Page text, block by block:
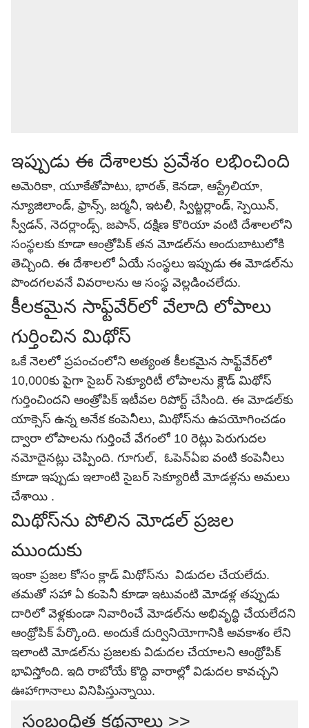
ఇప్పుడు ఈ దేశాలకు ప్రవేశం లభించింది
అమెరికా, యూకేతోపాటు, భారత్‌, కెనడా, ఆస్ట్రేలియా,
న్యూజిలాండ్, ఫ్రాన్స్, జర్మనీ, ఇటలీ, స్విట్జర్లాండ్, స్పెయిన్,
స్వీడన్, నెదర్లాండ్స్, జపాన్, దక్షిణ కొరియా వంటి దేశాలలోని
సంస్థలకు కూడా ఆంత్రోపిక్ తన మోడల్‌ను అందుబాటులోకి
తెచ్చింది. ఈ దేశాలలో ఏయే సంస్థలు ఇప్పుడు ఈ మోడల్‌ను
పొందగలవనే వివరాలను ఆ సంస్థ వెల్లడించలేదు.
కీలకమైన సాఫ్ట్‌వేర్‌లో వేలాది లోపాలు
గుర్తించిన మిథోస్
ఒకే నెలలో ప్రపంచంలోని అత్యంత కీలకమైన సాఫ్ట్‌వేర్‌లో
10,000కు పైగా సైబర్‌ సెక్యూరిటీ లోపాలను క్లౌడ్ మిథోస్
గుర్తించిందని ఆంత్రోపిక్ ఇటీవల రిపోర్ట్ చేసింది. ఈ మోడల్‌కు
యాక్సెస్ ఉన్న అనేక కంపెనీలు, మిథోస్‌ను ఉపయోగించడం
ద్వారా లోపాలను గుర్తించే వేగంలో 10 రెట్లు పెరుగుదల
నమోదైనట్లు చెప్పింది. గూగుల్, ఓపెన్‌ఏఐ వంటి కంపెనీలు
కూడా ఇప్పుడు ఇలాంటి సైబర్‌ సెక్యూరిటీ మోడళ్లను అమలు
చేశాయి .
మిథోస్‌ను పోలిన మోడల్ ప్రజల
ముందుకు
ఇంకా ప్రజల కోసం క్లాడ్ మిథోస్‌ను విడుదల చేయలేదు.
తమతో సహా ఏ కంపెనీ కూడా ఇటువంటి మోడళ్ల తప్పుడు
దారిలో వెళ్లకుండా నివారించే మోడల్‌ను అభివృద్ధి చేయలేదని
ఆంథ్రోపిక్ పేర్కొంది. అందుకే దుర్వినియోగానికి అవకాశం లేని
ఇలాంటి మోడల్‌ను ప్రజలకు విడుదల చేయాలని ఆంథ్రోపిక్‌
భావిస్తోంది. ఇది రాబోయే కొద్ది వారాల్లో విడుదల కావచ్చని
ఊహాగానాలు వినిపిస్తున్నాయి.
సంబంధిత కథనాలు >>